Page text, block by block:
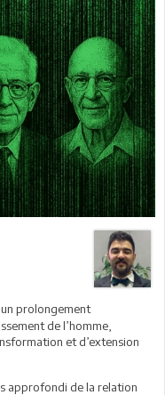
prolongement
de l’homme,
et d’extension
approfondi de la relation